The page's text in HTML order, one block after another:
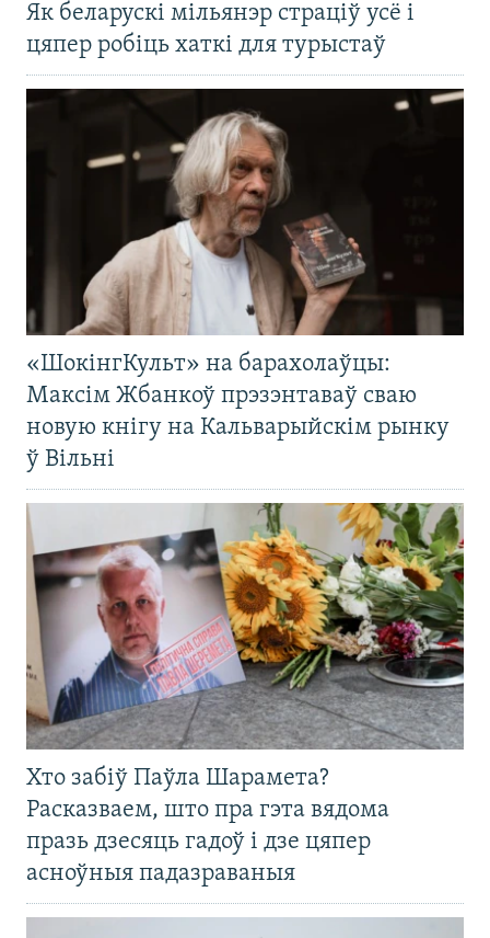
Як беларускі мільянэр страціў усё і
цяпер робіць хаткі для турыстаў
«ШокінгКульт» на барахолаўцы:
Максім Жбанкоў прэзэнтаваў сваю
новую кнігу на Кальварыйскім рынку
ў Вільні
Хто забіў Паўла Шарамета?
Расказваем, што пра гэта вядома
празь дзесяць гадоў і дзе цяпер
асноўныя падазраваныя